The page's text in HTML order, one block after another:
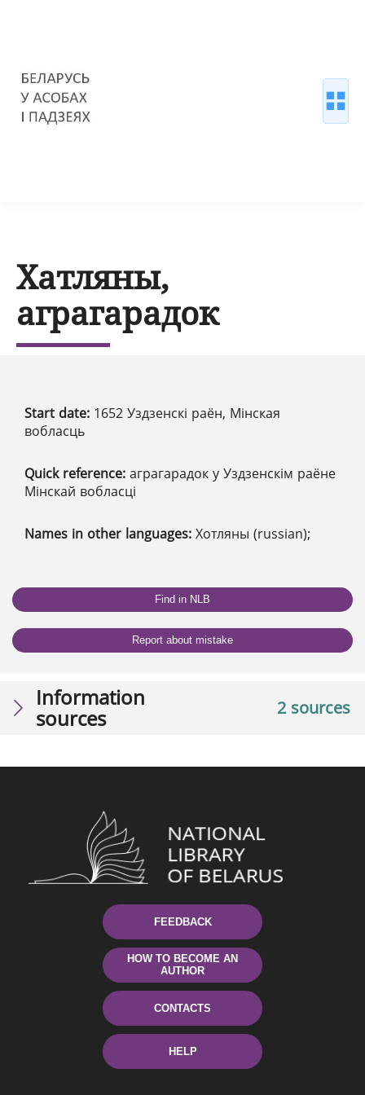
Хатляны,
аграгарадок
Start date: 1652 Уздзенскі раён, Мінская
вобласць
Quick reference: аграгарадок у Уздзенскім раёне
Мінскай вобласці
Names in other languages: Хотляны (russian);
Find in NLB
Report about mistake
2 sources
Information
sources
FEEDBACK
HOW TO BECOME AN
AUTHOR
CONTACTS
HELP